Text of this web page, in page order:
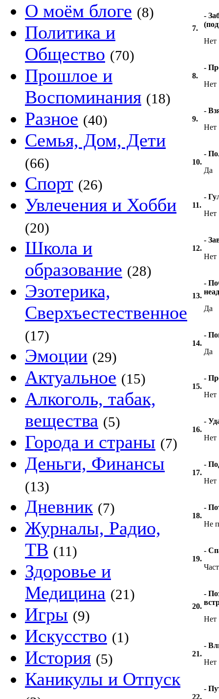
О моём блоге (8)
Политика и
Общество (70)
Прошлое и
Воспоминания (18)
Разное (40)
Семья, Дом, Дети
(66)
Спорт (26)
Увлечения и Хобби
(20)
Школа и
образование (28)
Эзотерика,
Сверхъестественное
(17)
Эмоции (29)
Актуальное (15)
Алкоголь, табак,
вещества (5)
Города и страны (7)
Деньги, Финансы
(13)
Дневник (7)
Журналы, Радио,
ТВ (11)
Здоровье и
Медицина (21)
Игры (9)
Искусство (1)
История (5)
Каникулы и Отпуск
7.
-
Нет
8.
-
Нет
9.
-
Нет
10.
-
Да
11.
-
Нет
12.
-
Нет
13.
-
Да
14.
-
Да
15.
-
Нет
16.
-
Нет
17.
-
Нет
18.
-
Не
19.
-
20.
-
Нет
21.
-
Нет
22.
-